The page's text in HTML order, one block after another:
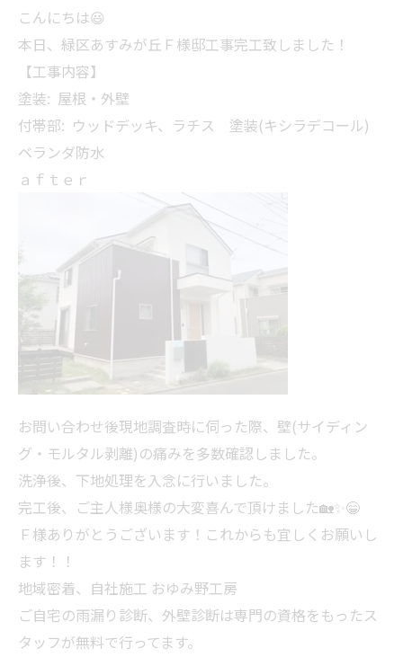
こんにちは😃
本日、緑区あすみが丘Ｆ様邸工事完工致しました！
【工事内容】
塗装: 屋根・外壁
付帯部: ウッドデッキ、ラチス 塗装(キシラデコール)
ベランダ防水
ａｆｔｅｒ
お問い合わせ後現地調査時に伺った際、壁(サイディン
グ・モルタル剥離)の痛みを多数確認しました。
洗浄後、下地処理を入念に行いました。
完工後、ご主人様奥様の大変喜んで頂けました🏡✨😁
Ｆ様ありがとうございます！これからも宜しくお願いし
ます！！
地域密着、自社施工 おゆみ野工房
ご自宅の雨漏り診断、外壁診断は専門の資格をもったス
タッフが無料で行ってます。